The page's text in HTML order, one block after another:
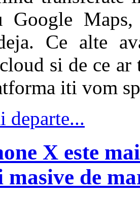
Google
Ce alte
si de ce
iti vom
departe...
X este
masive de